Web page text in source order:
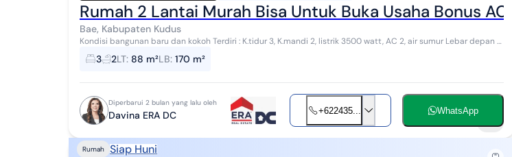
Rumah 2 Lantai Murah Bisa Untuk Buka Usaha Bonus AC
Bae, Kabupaten Kudus
Kondisi bangunan baru dan kokoh Terdiri : K.tidur 3, K.mandi 2, listrik 3500 watt, AC 2, air sumur Lebar depan 9
3 2LT: 88 m²LB: 170 m²
Diperbarui 2 bulan yang lalu oleh
Davina ERA DC +622435... WhatsApp
Rumah Siap Huni